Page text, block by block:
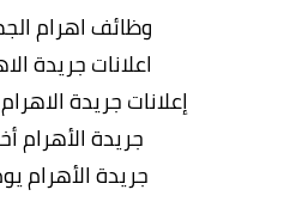
وظائف اهرام
اعلانات جريدة
إعلانات جريدة
جريدة الأهرام
جريدة الأهرام